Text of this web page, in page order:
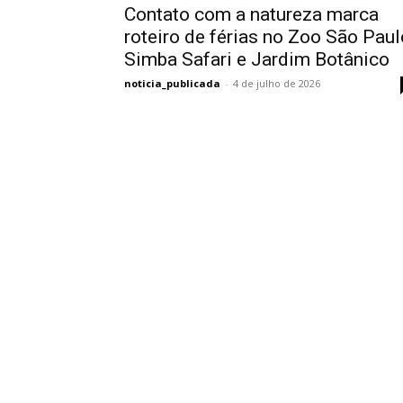
Contato com a natureza marca
roteiro de férias no Zoo São
Simba Safari e Jardim Botânico
noticia_publicada - 4 de julho de 2026